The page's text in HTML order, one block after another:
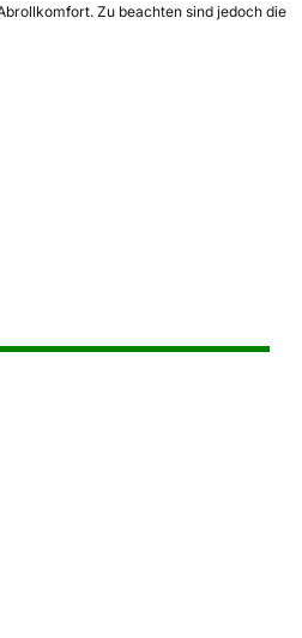
Zu beachten sind jedoch die